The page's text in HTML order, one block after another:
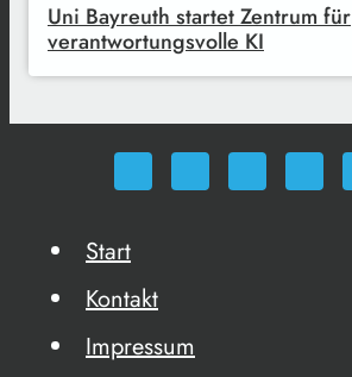
Uni Bayreuth startet Zentrum für
verantwortungsvolle KI
Start
Kontakt
Impressum